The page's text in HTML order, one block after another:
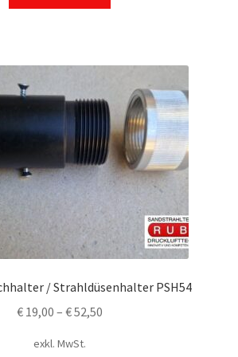
/ Strahldüsenhalter PSH54
€ 19,00 – €52,50
exkl. MwSt.